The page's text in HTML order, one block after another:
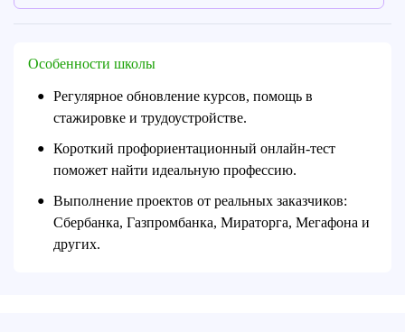
Особенности школы
●
Регулярное обновление курсов, помощь в
стажировке и трудоустройстве.
●
Короткий профориентационный онлайн-тест
поможет найти идеальную профессию.
●
Выполнение проектов от реальных заказчиков:
Сбербанка, Газпромбанка, Мираторга, Мегафона и
других.